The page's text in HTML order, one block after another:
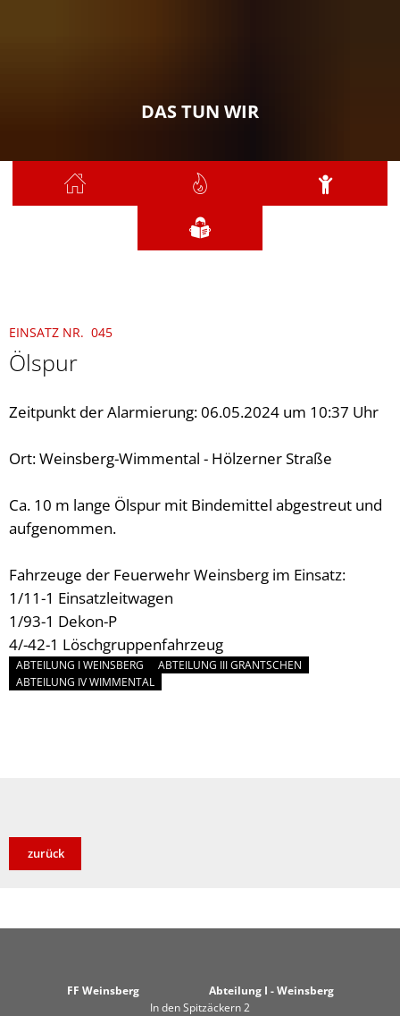
DAS TUN WIR
EINSATZ NR. 045
Ölspur
Zeitpunkt der Alarmierung: 06.05.2024 um 10:37 Uhr
Ort: Weinsberg-Wimmental - Hölzerner Straße
Ca. 10 m lange Ölspur mit Bindemittel abgestreut und
aufgenommen.
Fahrzeuge der Feuerwehr Weinsberg im Einsatz:
1/11-1 Einsatzleitwagen
1/93-1 Dekon-P
4/-42-1 Löschgruppenfahrzeug
ABTEILUNG I WEINSBERG
ABTEILUNG III GRANTSCHEN
ABTEILUNG IV WIMMENTAL
zurück
FF Weinsberg Abteilung I - Weinsberg
In den Spitzäckern 2